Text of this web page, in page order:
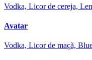
Vodka, Licor de cereja,
Avatar
Vodka, Licor de maçã,